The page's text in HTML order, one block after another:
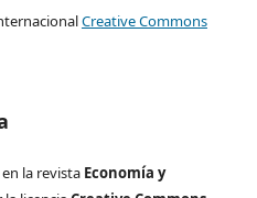
Creative Commons
la revista Economía y